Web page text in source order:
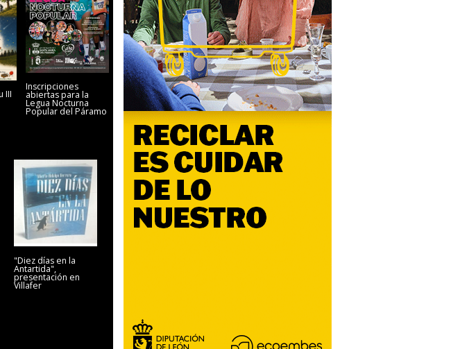
III
Inscripciones
abiertas para la
Legua Nocturna
Popular del Páramo
"Diez días en la
Antartida",
presentación en
Villafer